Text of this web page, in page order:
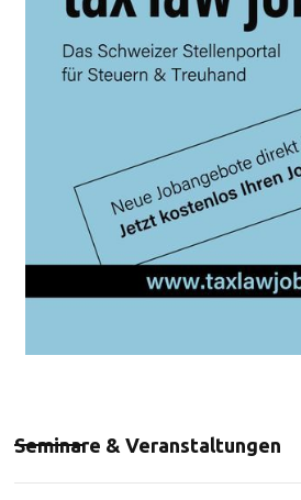
Seminare & Veranstaltungen